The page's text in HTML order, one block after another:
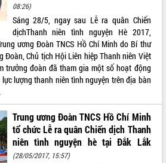
hình
4
đẩy
thực
08:26)
Sáng 28/5, ngay sau Lễ ra quân Chiến
dịchThanh niên tình nguyện Hè 2017,
ương Đoàn TNCS Hồ Chí Minh do Bí thư
Đoàn, Chủ tịch Hội Liên hiệp Thanh niên Việt
trưởng đoàn đã tham gia một số hoạt động
lượng thanh niên tình nguyện trên địa bàn
Trung ương Đoàn TNCS Hồ Chí Minh
tổ chức Lễ ra quân Chiến dịch Thanh
niên tình nguyện hè tại Đắk Lắk
(28/05/2017, 15:57)